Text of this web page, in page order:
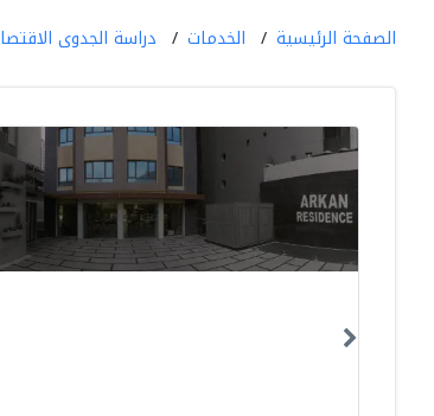
الصفحة الرئيسية الخدمات دراسة الجدوى